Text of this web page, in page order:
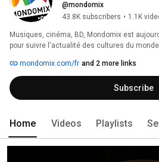
@mondomix
43.8K subscribers • 1.1K
Musiques, cinéma, BD, Mondomix est
pour suivre l'actualité des cultures du
artistes d'avenir et vous faire vibrer aux
mondomix.com/fr and 2 more links
Subscribe
Home Videos Playlists